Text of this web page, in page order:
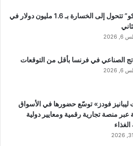
“ساسكو” تتحول إلى الخسارة بـ 1.6 مليون دولار في
الصناعي في فرنسا بأقل من التوقعات
ليبانيز فودز» توسّع حضورها في الأسواق
عبر منصة تجارية رقمية ومعايير دولية